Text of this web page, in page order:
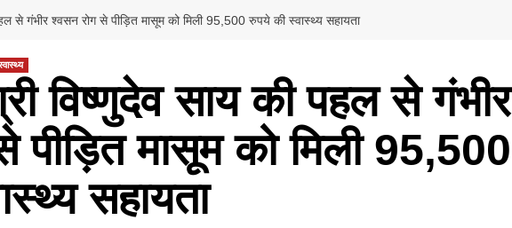
से गंभीर श्वसन रोग से पीड़ित मासूम को मिली 95,500 रुपये की स्वास्थ्य सहायता
विष्णुदेव साय की पहल से गंभीर
पीड़ित मासूम को मिली 95,500
सहायता